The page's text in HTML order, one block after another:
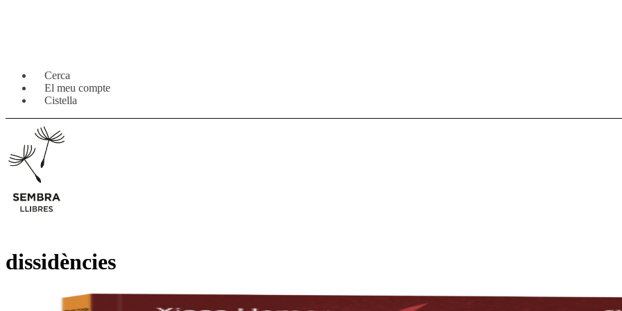
Salta
navegació
contingut
Cerca
El meu compte
Cistella
dissidències